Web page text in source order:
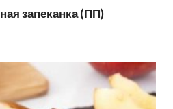
запеканка (ПП)